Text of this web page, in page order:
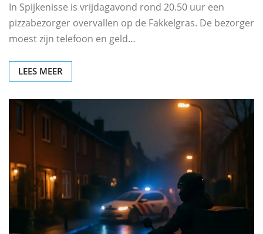
In Spijkenisse is vrijdagavond rond 20.50 uur een
pizzabezorger overvallen op de Fakkelgras. De bezorger
moest zijn telefoon en geld…
LEES MEER